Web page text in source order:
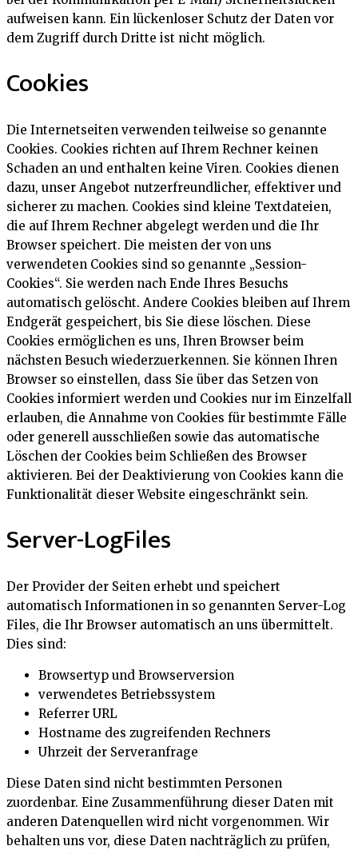
aufweisen kann. Ein lückenloser Schutz der Daten vor
dem Zugriff durch Dritte ist nicht möglich.
Cookies
Die Internetseiten verwenden teilweise so genannte
Cookies. Cookies richten auf Ihrem Rechner keinen
Schaden an und enthalten keine Viren. Cookies dienen
dazu, unser Angebot nutzerfreundlicher, effektiver und
sicherer zu machen. Cookies sind kleine Textdateien,
die auf Ihrem Rechner abgelegt werden und die Ihr
Browser speichert. Die meisten der von uns
verwendeten Cookies sind so genannte „Session-
Cookies“. Sie werden nach Ende Ihres Besuchs
automatisch gelöscht. Andere Cookies bleiben auf Ihrem
Endgerät gespeichert, bis Sie diese löschen. Diese
Cookies ermöglichen es uns, Ihren Browser beim
nächsten Besuch wiederzuerkennen. Sie können Ihren
Browser so einstellen, dass Sie über das Setzen von
Cookies informiert werden und Cookies nur im Einzelfall
erlauben, die Annahme von Cookies für bestimmte Fälle
oder generell ausschließen sowie das automatische
Löschen der Cookies beim Schließen des Browser
aktivieren. Bei der Deaktivierung von Cookies kann die
Funktionalität dieser Website eingeschränkt sein.
Server-LogFiles
Der Provider der Seiten erhebt und speichert
automatisch Informationen in so genannten Server-Log
Files, die Ihr Browser automatisch an uns übermittelt.
Dies sind:
Browsertyp und Browserversion
verwendetes Betriebssystem
Referrer URL
Hostname des zugreifenden Rechners
Uhrzeit der Serveranfrage
Diese Daten sind nicht bestimmten Personen
zuordenbar. Eine Zusammenführung dieser Daten mit
anderen Datenquellen wird nicht vorgenommen. Wir
behalten uns vor, diese Daten nachträglich zu prüfen,